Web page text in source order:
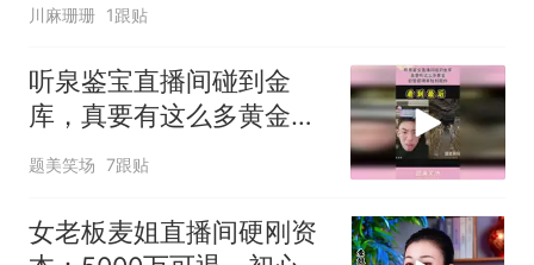
川麻珊珊 1跟贴
听泉鉴宝直播间碰到金
库，真要有这么多黄金，
欧盟都得单独制裁你
题美笑场 7跟贴
女老板麦姐直播间硬刚资